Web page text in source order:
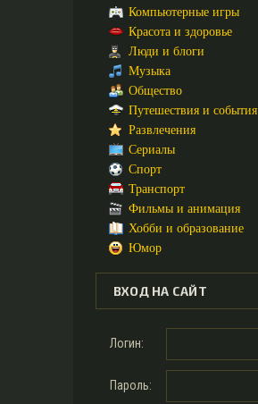
Компьютерные игры
Красота и здоровье
Люди и блоги
Музыка
Общество
Путешествия и события
Развлечения
Сериалы
Спорт
Транспорт
Фильмы и анимация
Хобби и образование
Юмор
ВХОД НА САЙТ
Логин:
Пароль: